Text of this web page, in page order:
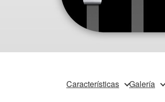
Características Galería